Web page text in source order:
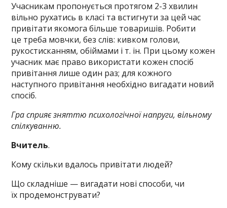
Учасникам пропонується протягом 2-3 хвилин
вільно рухатись в класі та встигнути за цей час
привітати якомога більше товаришів. Робити
це треба мовчки, без слів: кивком голови,
рукостисканням, обіймами і т. ін. При цьому кожен
учасник має право використати кожен спосіб
привітання лише один раз; для кожного
наступного привітання необхідно вигадати новий
спосіб.
Гра сприяє зняттю психологічної напруги, вільному
спілкуванню.
Вчитель.
Кому скільки вдалось привітати людей?
Що складніше — вигадати нові способи, чи
їх продемонструвати?